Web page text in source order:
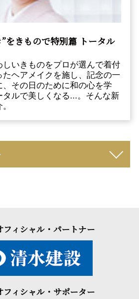
きもので――特別篇 トータル
いきものをプロが選んで着付
たヘアメイクを施し、記念の一
その日のために和の心を学
タルで美しくなる...。そんな新
フィシャル・パートナー
フィシャル・サポーター